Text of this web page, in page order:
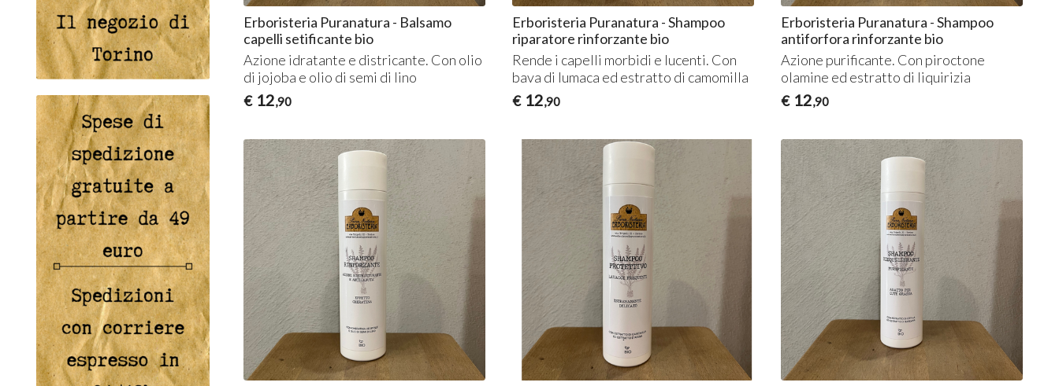
Erboristeria Puranatura - Balsamo
capelli setificante bio
Azione idratante e districante. Con olio
di jojoba e olio di semi di lino
€ 12,90
Erboristeria Puranatura - Shampoo
riparatore rinforzante bio
Rende i capelli morbidi e lucenti. Con
bava di lumaca ed estratto di camomilla
€ 12,90
Erboristeria Puranatura - Shampoo
antiforfora rinforzante bio
Azione purificante. Con piroctone
olamine ed estratto di liquirizia
€ 12,90